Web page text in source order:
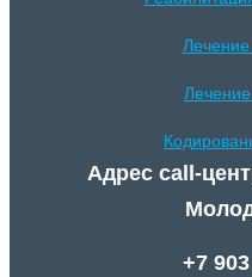
Лечение
Адрес call-
+7